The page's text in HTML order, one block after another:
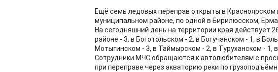
Ещё семь ледовых переправ открыты в Красноярском
муниципальном районе, по одной в Бирилюсском,
На сегодняшний день на территории края действует
районе - 3, в Боготольском - 2, в Богучанском - 1, в
Мотыгинском - 3, в Таймырском - 2, в Туруханском - 1,
Сотрудники МЧС обращаются к автолюбителям с
при переправе через акваторию реки по